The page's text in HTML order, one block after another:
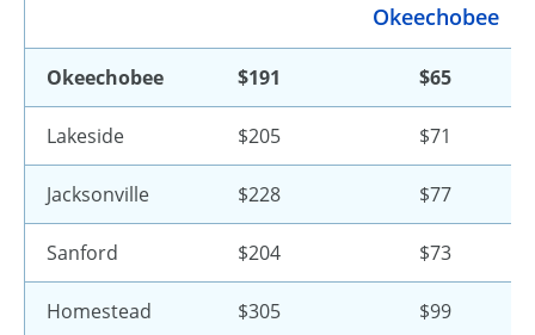
Okeechobee
Okeechobee $191 $65
Lakeside $205 $71
Jacksonville $228 $77
Sanford $204 $73
Homestead $305 $99